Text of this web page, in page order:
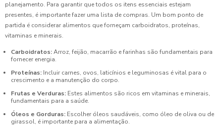
planejamento. Para garantir que todos os itens essenciais estejam
presentes, é importante fazer uma lista de compras. Um bom ponto de
partida é considerar alimentos que forneçam carboidratos, proteínas,
vitaminas e minerais.
Carboidratos:Arroz, feijão, macarrão e farinhas são fundamentais para
fornecer energia.
Proteínas: Incluir carnes, ovos, laticínios e leguminosas é vital para o
crescimento e a manutenção do corpo.
Frutas e Verduras: Estes alimentos são ricos em vitaminas e minerais,
fundamentais para a saúde.
Óleos e Gorduras: Escolher óleos saudáveis, como óleo de oliva ou de
girassol, é importante para a alimentação.